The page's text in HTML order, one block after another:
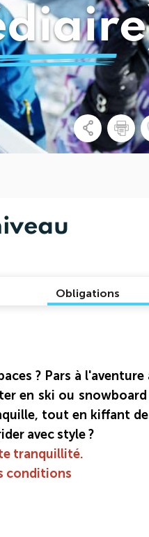
Obligations
? Pars à l'aventure
en ski ou snowboard
tout en kiffant
avec style ?
tranquillité.
conditions